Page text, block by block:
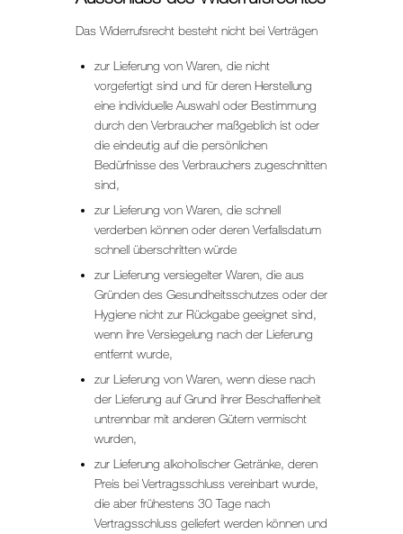
Das Widerrufsrecht besteht nicht bei Verträgen
zur Lieferung von Waren, die nicht
vorgefertigt sind und für deren Herstellung
eine individuelle Auswahl oder Bestimmung
durch den Verbraucher maßgeblich ist oder
die eindeutig auf die persönlichen
Bedürfnisse des Verbrauchers zugeschnitten
sind,
zur Lieferung von Waren, die schnell
verderben können oder deren Verfallsdatum
schnell überschritten würde
zur Lieferung versiegelter Waren, die aus
Gründen des Gesundheitsschutzes oder der
Hygiene nicht zur Rückgabe geeignet sind,
wenn ihre Versiegelung nach der Lieferung
entfernt wurde,
zur Lieferung von Waren, wenn diese nach
der Lieferung auf Grund ihrer Beschaffenheit
untrennbar mit anderen Gütern vermischt
wurden,
zur Lieferung alkoholischer Getränke, deren
Preis bei Vertragsschluss vereinbart wurde,
die aber frühestens 30 Tage nach
Vertragsschluss geliefert werden können und